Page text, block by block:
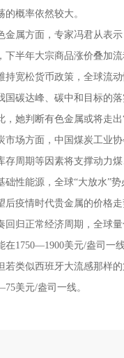
的概率依然较大。
方面，专家冯君从表示
下半年大宗商品涨价叠加
持宽松货币政策，全球流
国碳达峰、碳中和目标的
，她判断有色金属或将走出
方面，中国煤炭工业协
存周期等因素将支撑动力
础性能源，全球“大放水”
情时代贵金属的价格走
回归正常经济周期，全球
在1750—1900美元/盎司一
若类似西班牙大流感那样
美元/盎司一线。